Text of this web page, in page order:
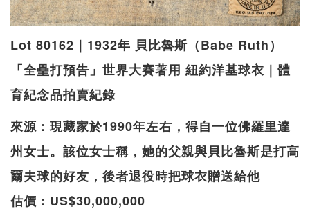
Lot 80162｜1932年 貝比魯斯（Babe Ruth）
「全壘打預告」世界大賽著用 紐約洋基球衣｜體
育紀念品拍賣紀錄
來源：現藏家於1990年左右，得自一位佛羅里達
州女士。該位女士稱，她的父親與貝比魯斯是打高
爾夫球的好友，後者退役時把球衣贈送給他
估價：US$30,000,000